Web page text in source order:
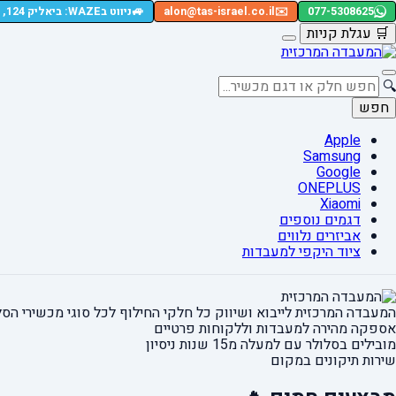
077-5308625
✉️
alon@tas-israel.co.il
🚙ניווט בWAZE: ביאליק 124, רמת גן
🛒 עגלת קניות
🔍
חפש
Apple
Samsung
Google
ONEPLUS
Xiaomi
דגמים נוספים
אביזרים נלווים
ציוד היקפי למעבדות
המעבדה המרכזית לייבוא ושיווק כל חלקי החילוף לכל סוגי מכשירי
אספקה מהירהלמעבדות וללקוחות פרטיים
מובילים בסלולר עם למעלה מ15 שנות ניסיון
שירות תיקונים במקום